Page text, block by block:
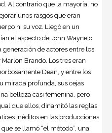
Al contrario que la mayoría, no
unos rasgos que eran
ni su voz. Llegó en un
el aspecto de John Wayne o
generación de actores entre los
Brando. Los tres eran
Dean, y entre los
mirada profunda, sus cejas
belleza casi femenina, pero
que ellos, dinamitó las reglas
inéditos en las producciones
se llamó “el método”, una